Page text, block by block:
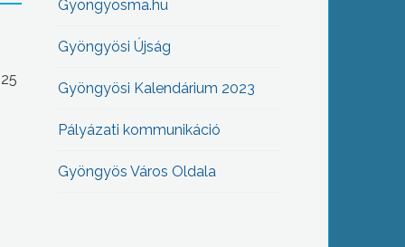
Gyöngyösma.hu
Gyöngyösi Újság
Gyöngyösi Kalendárium 2023
Pályázati kommunikáció
Gyöngyös Város Oldala